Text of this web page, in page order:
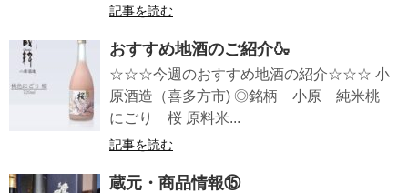
記事を読む
おすすめ地酒のご紹介🍶
☆☆☆今週のおすすめ地酒の紹介☆☆☆ 小
原酒造（喜多方市) ◎銘柄 小原 純米桃
にごり 桜 原料米...
記事を読む
蔵元・商品情報⑮